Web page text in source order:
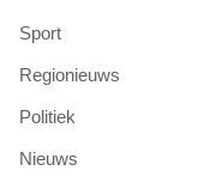
Sport
Regionieuws
Politiek
Nieuws